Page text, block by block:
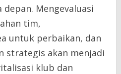
depan. Mengevaluasi
tim,
untuk perbaikan, dan
strategis akan menjadi
klub dan